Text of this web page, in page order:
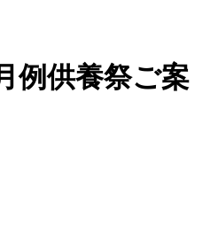
例供養祭ご案